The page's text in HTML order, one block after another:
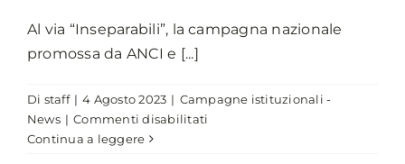
Al via “Inseparabili”, la campagna nazionale
promossa da ANCI e [...]
Di staff | 4 Agosto 2023 | Campagne istituzionali -
News | Commenti disabilitati
Continua a leggere